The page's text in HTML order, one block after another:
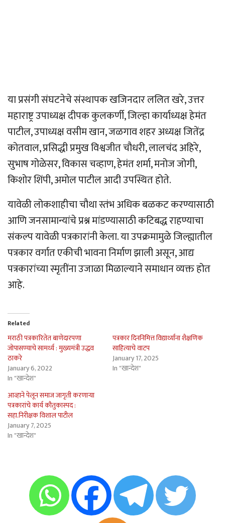
या प्रसंगी संघटनेचे संस्थापक खजिनदार ललित खरे, उत्तर
महाराष्ट्र उपाध्यक्ष दीपक कुलकर्णी, जिल्हा कार्याध्यक्ष हेमंत
पाटील, उपाध्यक्ष वसीम खान, जळगाव शहर अध्यक्ष जितेंद्र
कोतवाल, प्रसिद्धी प्रमुख विश्वजीत चौधरी, लालचंद अहिरे,
सुभाष गोळेसर, विकास चव्हाण, हेमंत शर्मा, मनोज जोगी,
किशोर शिंपी, अमोल पाटील आदी उपस्थित होते.
यावेळी लोकशाहीचा चौथा स्तंभ अधिक बळकट करण्यासाठी
आणि जनसामान्यांचे प्रश्न मांडण्यासाठी कटिबद्ध राहण्याचा
संकल्प यावेळी पत्रकारांनी केला. या उपक्रमामुळे जिल्ह्यातील
पत्रकार वर्गात एकीची भावना निर्माण झाली असून, आद्य
पत्रकारांच्या स्मृतींना उजाळा मिळाल्याने समाधान व्यक्त होत
आहे.
Related
मराठी पत्रकारितेत बाणेदारपणा
जोपासण्याचे सामर्थ्य : मुख्यमंत्री उद्धव
ठाकरे
January 6, 2022
In "खान्देश"
पत्रकार दिननिमित्त विद्यार्थ्यांना शैक्षणिक
साहित्याचे वाटप
January 17, 2025
In "खान्देश"
आव्हाने पेलून समाज जागृती करणार्‍या
पत्रकारांचे कार्य कौतुकास्पद :
सहा.निरीक्षक विशाल पाटील
January 7, 2025
In "खान्देश"